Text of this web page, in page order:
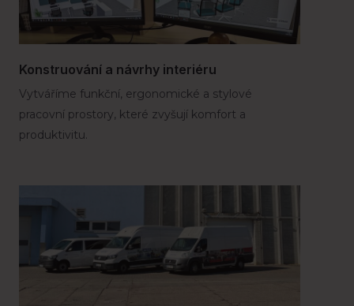
Konstruování a návrhy interiéru
Vytváříme funkční, ergonomické a stylové
pracovní prostory, které zvyšují komfort a
produktivitu.